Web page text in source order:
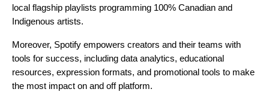
local flagship playlists programming 100% Canadian and
Indigenous artists.
Moreover, Spotify empowers creators and their teams with
tools for success, including data analytics, educational
resources, expression formats, and promotional tools to make
the most impact on and off platform.